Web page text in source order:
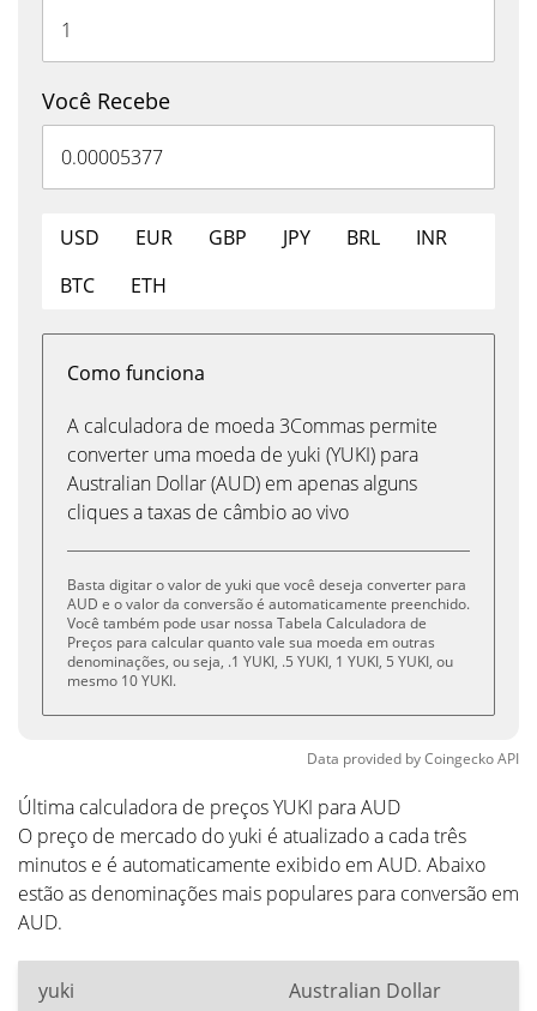
Você Recebe
USD EUR GBP JPY BRL
INR
BTC
ETH
Como funciona
A calculadora de moeda 3Commas permite
converter uma moeda de yuki (YUKI) para
Australian Dollar (AUD) em apenas alguns
cliques a taxas de câmbio ao vivo
Basta digitar o valor de yuki que você deseja converter para
AUD e o valor da conversão é automaticamente preenchido.
Você também pode usar nossa Tabela Calculadora de
Preços para calcular quanto vale sua moeda em outras
denominações, ou seja, .1 YUKI, .5 YUKI, 1 YUKI, 5 YUKI, ou
mesmo 10 YUKI.
Data provided byCoingeckoAPI
Última calculadora de preços YUKI para AUD
O preço de mercado do yuki é atualizado a cada três
minutos e é automaticamente exibido em AUD. Abaixo
estão as denominações mais populares para conversão em
AUD.
yuki Australian Dollar